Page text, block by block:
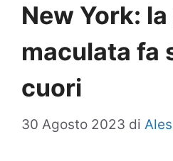
New York:
maculata fa
cuori
30 Agosto 2023 di